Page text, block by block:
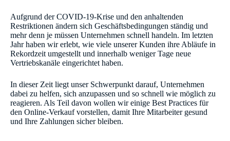
Aufgrund der COVID-19-Krise und den anhaltenden
Restriktionen ändern sich Geschäftsbedingungen ständig und
mehr denn je müssen Unternehmen schnell handeln. Im letzten
Jahr haben wir erlebt, wie viele unserer Kunden ihre Abläufe in
Rekordzeit umgestellt und innerhalb weniger Tage neue
Vertriebskanäle eingerichtet haben.
In dieser Zeit liegt unser Schwerpunkt darauf, Unternehmen
dabei zu helfen, sich anzupassen und so schnell wie möglich zu
reagieren. Als Teil davon wollen wir einige Best Practices für
den Online-Verkauf vorstellen, damit Ihre Mitarbeiter gesund
und Ihre Zahlungen sicher bleiben.